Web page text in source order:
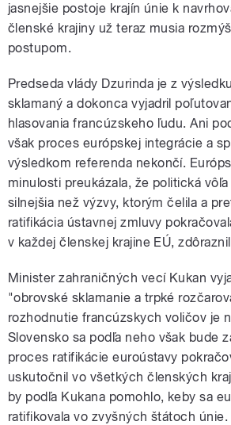
jasnejšie postoje krajín únie k
členské krajiny už teraz musia
postupom.
Predseda vlády Dzurinda je z
sklamaný a dokonca vyjadril
hlasovania francúzskeho ľudu. Ani
však proces európskej integrácie a
výsledkom referenda nekončí.
minulosti preukázala, že politická
silnejšia než výzvy, ktorým čelila a
ratifikácia ústavnej zmluvy
v každej členskej krajine EÚ,
Minister zahraničných vecí Kukan
"obrovské sklamanie a trpké
rozhodnutie francúzskych voličov je
Slovensko sa podľa neho však bude
proces ratifikácie euroústavy
uskutočnil vo všetkých členských
by podľa Kukana pomohlo, keby sa
ratifikovala vo zvyšných štátoch